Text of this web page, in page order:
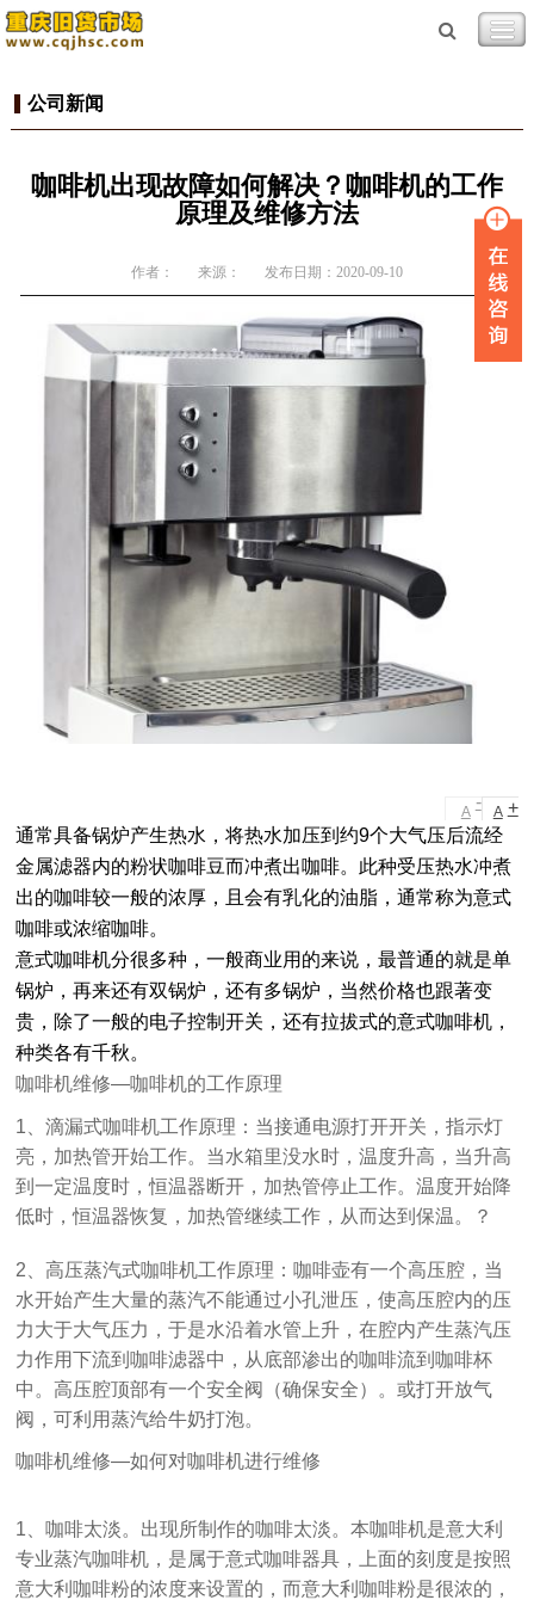
公司新闻
咖啡机出现故障如何解决？咖啡机的工作
原理及维修方法
作者： 来源： 发布日期：2020-09-10
A - A +
通常具备锅炉产生热水，将热水加压到约9个大气压后流经
金属滤器内的粉状咖啡豆而冲煮出咖啡。此种受压热水冲煮
出的咖啡较一般的浓厚，且会有乳化的油脂，通常称为意式
咖啡或浓缩咖啡。
意式咖啡机分很多种，一般商业用的来说，最普通的就是单
锅炉，再来还有双锅炉，还有多锅炉，当然价格也跟著变
贵，除了一般的电子控制开关，还有拉拔式的意式咖啡机，
种类各有千秋。
咖啡机维修—咖啡机的工作原理
1、滴漏式咖啡机工作原理：当接通电源打开开关，指示灯
亮，加热管开始工作。当水箱里没水时，温度升高，当升高
到一定温度时，恒温器断开，加热管停止工作。温度开始降
低时，恒温器恢复，加热管继续工作，从而达到保温。？
2、高压蒸汽式咖啡机工作原理：咖啡壶有一个高压腔，当
水开始产生大量的蒸汽不能通过小孔泄压，使高压腔内的压
力大于大气压力，于是水沿着水管上升，在腔内产生蒸汽压
力作用下流到咖啡滤器中，从底部渗出的咖啡流到咖啡杯
中。高压腔顶部有一个安全阀（确保安全）。或打开放气
阀，可利用蒸汽给牛奶打泡。
咖啡机维修—如何对咖啡机进行维修
1、咖啡太淡。出现所制作的咖啡太淡。本咖啡机是意大利
专业蒸汽咖啡机，是属于意式咖啡器具，上面的刻度是按照
意大利咖啡粉的浓度来设置的，而意大利咖啡粉是很浓的，